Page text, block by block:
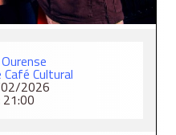
Ourense
Cultural
2026
21:00